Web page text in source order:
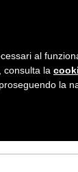
al
consulta la
la